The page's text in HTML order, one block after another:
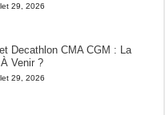
29, 2026
Decathlon CMA CGM : La
Venir ?
29, 2026